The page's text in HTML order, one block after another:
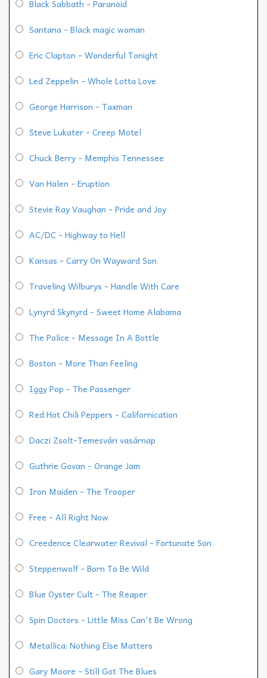
Black Sabbath - Paranoid
Santana - Black magic woman
Eric Clapton - Wonderful Tonight
Led Zeppelin - Whole Lotta Love
George Harrison - Taxman
Steve Lukater - Creep Motel
Chuck Berry - Memphis Tennessee
Van Halen - Eruption
Stevie Ray Vaughan - Pride and Joy
AC/DC - Highway to Hell
Kansas - Carry On Wayward Son
Traveling Wilburys - Handle With Care
Lynyrd Skynyrd - Sweet Home Alabama
The Police - Message In A Bottle
Boston - More Than Feeling
Iggy Pop - The Passenger
Red Hot Chili Peppers - Californication
Daczi Zsolt-Temesvári vasárnap
Guthrie Govan - Orange Jam
Iron Maiden - The Trooper
Free - All Right Now
Creedence Clearwater Revival - Fortunate Son
Steppenwolf - Born To Be Wild
Blue Oyster Cult - The Reaper
Spin Doctors - Little Miss Can't Be Wrong
Metallica: Nothing Else Matters
Gary Moore - Still Got The Blues